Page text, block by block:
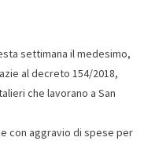
settimana il medesimo,
al decreto 154/2018,
che lavorano a San
con aggravio di spese per